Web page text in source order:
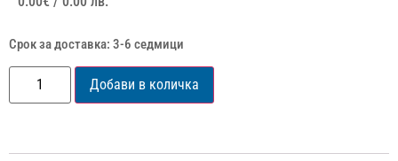
Срок за доставка: 3-6 седмици
Добави в количка